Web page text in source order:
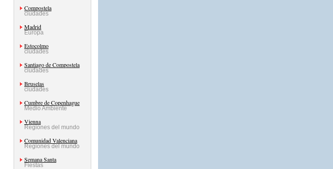
Compostela
ciudades
Madrid
Europa
Estocolmo
ciudades
Santiago de Compostela
ciudades
Bruselas
ciudades
Cumbre de Copenhague
Medio Ambiente
Vienna
Regiones del mundo
Comunidad Valenciana
Regiones del mundo
Semana Santa
Fiestas